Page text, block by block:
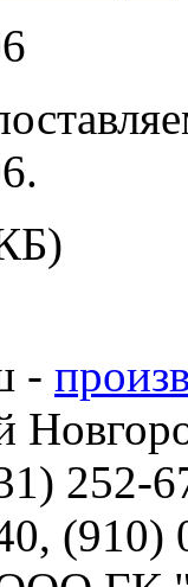
-
252-
(910)